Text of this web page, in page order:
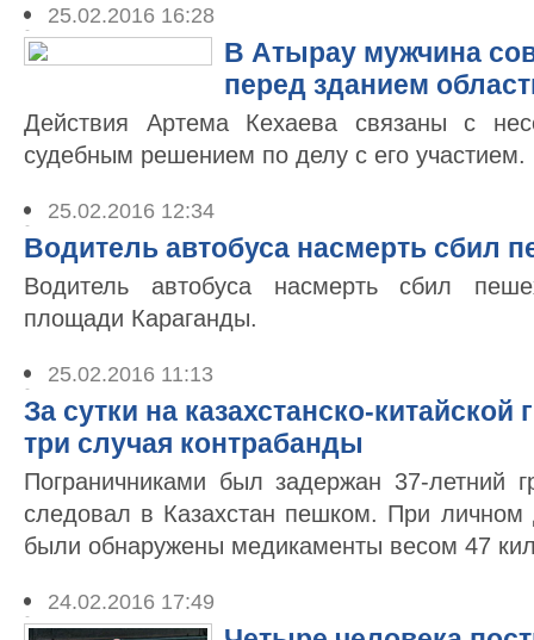
25.02.2016 16:28
В Атырау мужчина
перед зданием
Действия Артема Кехаева связаны с
судебным решением по делу с его участием.
25.02.2016 12:34
Водитель автобуса насмерть сбил
Водитель автобуса насмерть сбил
площади Караганды.
25.02.2016 11:13
За сутки на казахстанско-
три случая контрабанды
Пограничниками был задержан 37-летний
следовал в Казахстан пешком. При личном
были обнаружены медикаменты весом 47
24.02.2016 17:49